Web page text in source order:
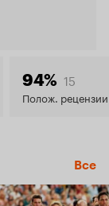
94% 15
Полож. рецензии
Все